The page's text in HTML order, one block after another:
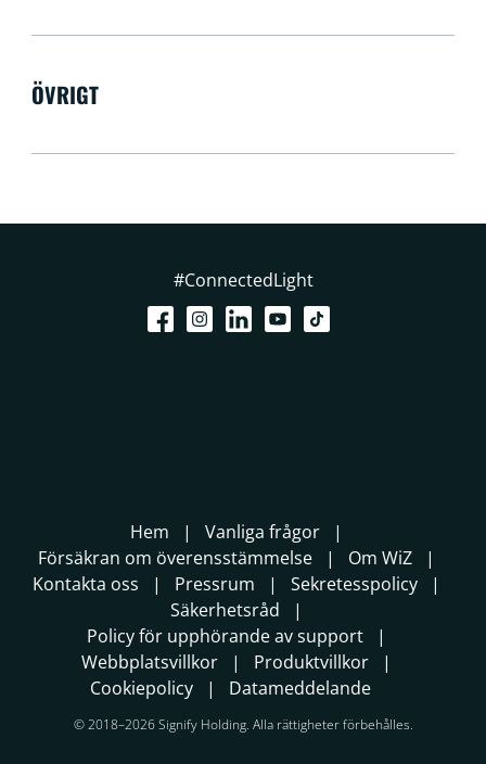
ÖVRIGT
#ConnectedLight
Hem
Vanliga frågor
Försäkran om överensstämmelse
Om WiZ
Kontakta oss
Pressrum
Sekretesspolicy
Säkerhetsråd
Policy för upphörande av support
Webbplatsvillkor
Produktvillkor
Cookiepolicy
Datameddelande
© 2018–2026 Signify Holding. Alla rättigheter förbehålles.